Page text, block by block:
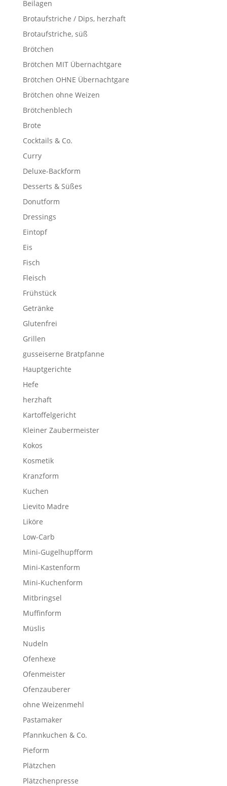
Beilagen
Brotaufstriche / Dips, herzhaft
Brotaufstriche, süß
Brötchen
Brötchen MIT Übernachtgare
Brötchen OHNE Übernachtgare
Brötchen ohne Weizen
Brötchenblech
Brote
Cocktails & Co.
Curry
Deluxe-Backform
Desserts & Süßes
Donutform
Dressings
Eintopf
Eis
Fisch
Fleisch
Frühstück
Getränke
Glutenfrei
Grillen
gusseiserne Bratpfanne
Hauptgerichte
Hefe
herzhaft
Kartoffelgericht
Kleiner Zaubermeister
Kokos
Kosmetik
Kranzform
Kuchen
Lievito Madre
Liköre
Low-Carb
Mini-Gugelhupfform
Mini-Kastenform
Mini-Kuchenform
Mitbringsel
Muffinform
Müslis
Nudeln
Ofenhexe
Ofenmeister
Ofenzauberer
ohne Weizenmehl
Pastamaker
Pfannkuchen & Co.
Pieform
Plätzchen
Plätzchenpresse